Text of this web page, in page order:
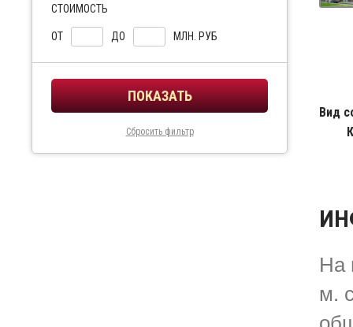
СТОИМОСТЬ
ОТ ДО МЛН. РУБ
Сбросить фильтр
Вид
На
м.